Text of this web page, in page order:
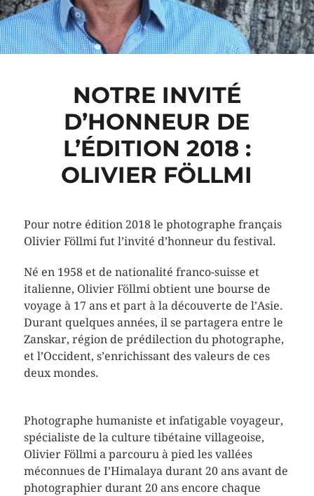
NOTRE INVITÉ
D’HONNEUR DE
L’ÉDITION 2018 :
OLIVIER FÖLLMI
Pour notre édition 2018 le photographe français
Olivier Föllmi fut l’invité d’honneur du festival.
Né en 1958 et de nationalité franco-suisse et
italienne, Olivier Föllmi obtient une bourse de
voyage à 17 ans et part à la découverte de l’Asie.
Durant quelques années, il se partagera entre le
Zanskar, région de prédilection du photographe,
et l’Occident, s’enrichissant des valeurs de ces
deux mondes.
Photographe humaniste et infatigable voyageur,
spécialiste de la culture tibétaine villageoise,
Olivier Föllmi a parcouru à pied les vallées
méconnues de I’Himalaya durant 20 ans avant de
photographier durant 20 ans encore chaque